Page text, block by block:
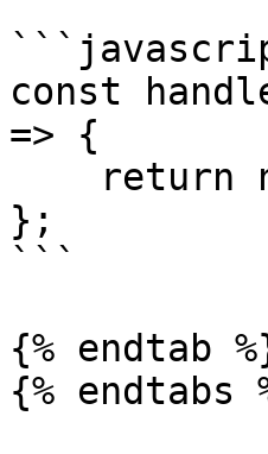
const
=> {
};
```
{% endtab
{% endtabs